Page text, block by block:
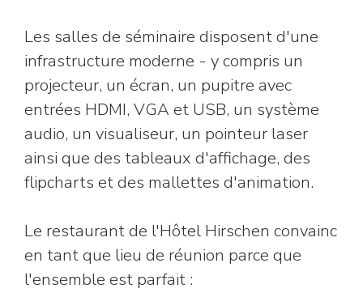
Les salles de séminaire disposent d'une
infrastructure moderne - y compris un
projecteur, un écran, un pupitre avec
entrées HDMI, VGA et USB, un système
audio, un visualiseur, un pointeur laser
ainsi que des tableaux d'affichage, des
flipcharts et des mallettes d'animation.
Le restaurant de l'Hôtel Hirschen convainc
en tant que lieu de réunion parce que
l'ensemble est parfait :